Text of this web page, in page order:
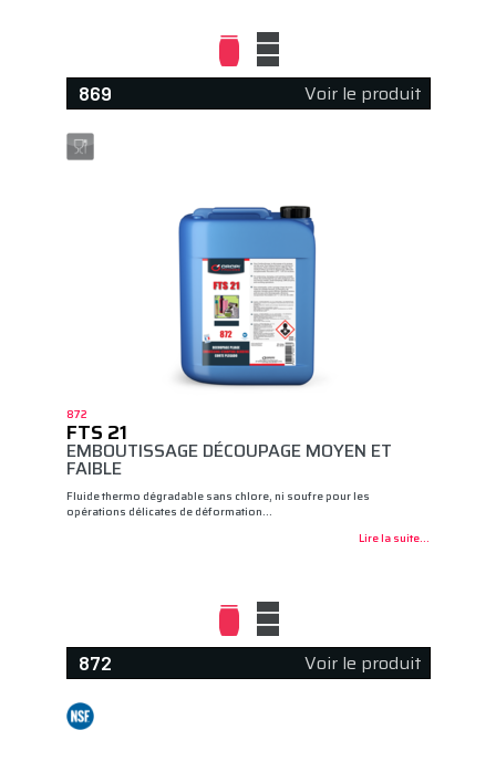
869 Voir le produit
872
FTS 21
EMBOUTISSAGE DÉCOUPAGE MOYEN ET
FAIBLE
Fluide thermo dégradable sans chlore, ni soufre pour les
opérations délicates de déformation…
Lire la suite...
872 Voir le produit